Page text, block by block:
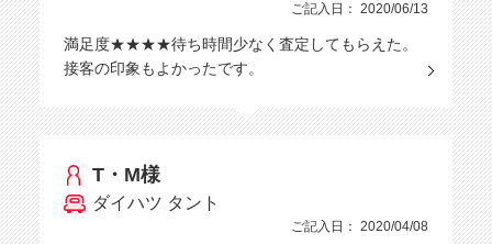
ご記入日： 2020/06/13
満足度★★★★待ち時間少なく査定してもらえた。
接客の印象もよかったです。
T・M様
ダイハツ タント
ご記入日： 2020/04/08